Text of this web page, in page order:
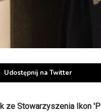
Udostępnij na Twitter
ze Stowarzyszenia Ikon